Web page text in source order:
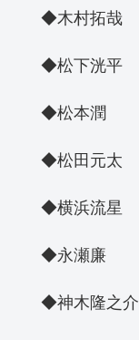
◆木村拓哉
◆松下洸平
◆松本潤
◆松田元太
◆横浜流星
◆永瀬廉
◆神木隆之介